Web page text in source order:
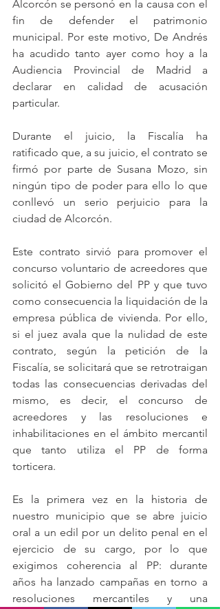
Alcorcón se personó en la causa con el
fin de defender el patrimonio
municipal. Por este motivo, De Andrés
ha acudido tanto ayer como hoy a la
Audiencia Provincial de Madrid a
declarar en calidad de acusación
particular.
Durante el juicio, la Fiscalía ha
ratificado que, a su juicio, el contrato se
firmó por parte de Susana Mozo, sin
ningún tipo de poder para ello lo que
conllevó un serio perjuicio para la
ciudad de Alcorcón.
Este contrato sirvió para promover el
concurso voluntario de acreedores que
solicitó el Gobierno del PP y que tuvo
como consecuencia la liquidación de la
empresa pública de vivienda. Por ello,
si el juez avala que la nulidad de este
contrato, según la petición de la
Fiscalía, se solicitará que se retrotraigan
todas las consecuencias derivadas del
mismo, es decir, el concurso de
acreedores y las resoluciones e
inhabilitaciones en el ámbito mercantil
que tanto utiliza el PP de forma
torticera.
Es la primera vez en la historia de
nuestro municipio que se abre juicio
oral a un edil por un delito penal en el
ejercicio de su cargo, por lo que
exigimos coherencia al PP: durante
años ha lanzado campañas en torno a
resoluciones mercantiles y una